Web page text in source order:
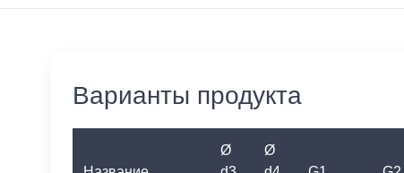
Варианты продукта
Ø
Ø